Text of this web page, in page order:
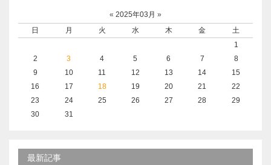
« 2025年03月 »
日
月 火 水 木 金
土
1
2
3 4 5 6 7
8
9
10 11 12 13 14
15
16
17 18 19 20 21
22
23
24 25 26 27 28
29
30
31
最新記事